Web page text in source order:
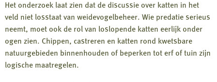
Het onderzoek laat zien dat de discussie over katten in het
veld niet losstaat van weidevogelbeheer. Wie predatie serieus
neemt, moet ook de rol van loslopende katten eerlijk onder
ogen zien. Chippen, castreren en katten rond kwetsbare
natuurgebieden binnenhouden of beperken tot erf of tuin zijn
logische maatregelen.